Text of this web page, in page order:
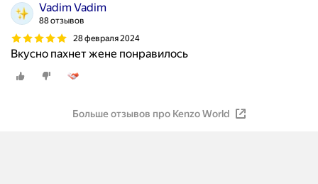
Vadim Vadim
88 отзывов
28 февраля 2024
Вкусно пахнет жене понравилось
Больше отзывов про Kenzo World